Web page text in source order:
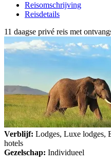
Reisomschrijving
Reisdetails
11 daagse privé reis met
Verblijf: Lodges, Luxe lodges,
hotels
Gezelschap: Individueel